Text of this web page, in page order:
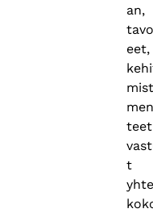
an,
eet,
t